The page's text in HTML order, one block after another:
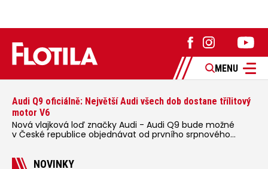
MENU
Audi Q9 oficiálně: Největší Audi všech dob dostane třílitový
motor V6
Nová vlajková loď značky Audi - Audi Q9 bude možné
v České republice objednávat od prvního srpnového
NOVINKY